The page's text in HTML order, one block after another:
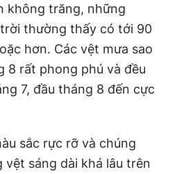
không trăng, những
thường thấy có tới 90
hơn. Các vệt mưa sao
8 rất phong phú và đều
7, đầu tháng 8 đến cực
sắc rực rỡ và chúng
sáng dài khá lâu trên